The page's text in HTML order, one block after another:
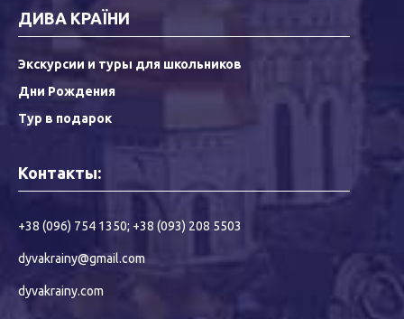
ДИВА КРАЇНИ
Экскурсии и туры для школьников
Дни Рождения
Тур в подарок
Контакты:
+38 (096) 754 1350; +38 (093) 208 5503
dyvakrainy@gmail.com
dyvakrainy.com